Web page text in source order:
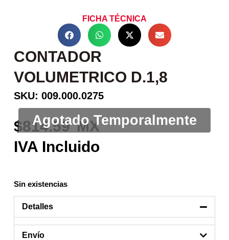
FICHA TÉCNICA
CONTADOR
VOLUMETRICO D.1,8
SKU: 009.000.0275
814.59
Sin existencias
Detalles
Envío